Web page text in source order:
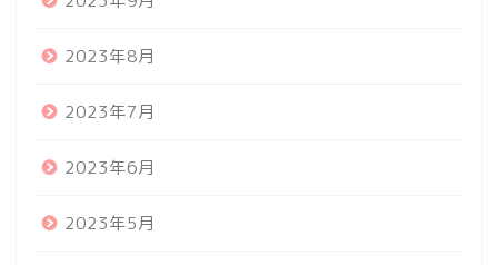
2023年8月
2023年7月
2023年6月
2023年5月